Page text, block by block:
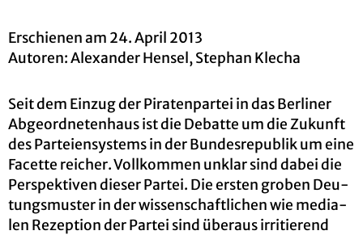
Er­schie­nen am 24. April 2013
Au­to­ren: Alex­an­der Hen­sel, Ste­phan Klecha
Seit dem Ein­zug der Pi­ra­ten­par­tei in das Ber­li­ner
Ab­ge­ord­ne­ten­haus ist die De­bat­te um die Zu­kunft
des Par­tei­en­sys­tems in der Bun­des­re­pu­blik um eine
Fa­cet­te rei­cher. Voll­kom­men un­klar sind dabei die
Per­spek­ti­ven die­ser Par­tei. Die ers­ten gro­ben Deu­
tungs­mus­ter in der wis­sen­schaft­li­chen wie me­dia­
len Re­zep­ti­on der Par­tei sind über­aus ir­ri­tie­rend